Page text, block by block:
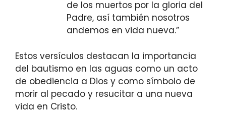
de los muertos por la gloria del
Padre, así también nosotros
andemos en vida nueva.”
Estos versículos destacan la importancia
del bautismo en las aguas como un acto
de obediencia a Dios y como símbolo de
morir al pecado y resucitar a una nueva
vida en Cristo.